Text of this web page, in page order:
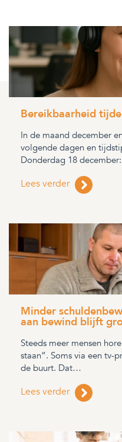
Bereikbaarheid
In de maand december
volgende dagen en
Donderdag 18
Lees verder
Minder
aan bewind blijft
Steeds meer mensen
staan”. Soms via een tv-
de buurt. Dat…
Lees verder